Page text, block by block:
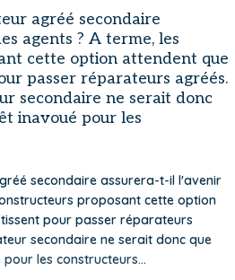
agréé secondaire
agents ? A terme, les
cette option attendent que
passer réparateurs agréés.
secondaire ne serait donc
inavoué pour les
secondaire assurera-t-il l'avenir
proposant cette option
pour passer réparateurs
secondaire ne serait donc que
les constructeurs...